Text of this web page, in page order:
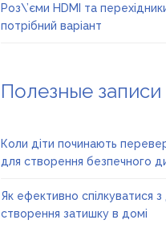
Роз\’єми HDMI та
потрібний варіант
Полезные записи
Коли діти починають
для створення безпечного
Як ефективно спілкуватися з
створення затишку в домі